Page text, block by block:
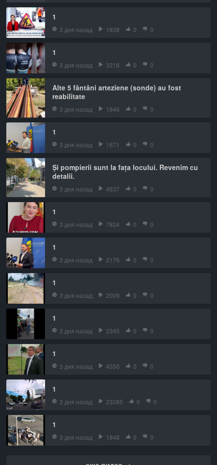
1
3 дня назад 1838 0 0
1
3 дня назад 3218 0 0
Alte 5 fântâni arteziene (sonde) au fost
reabilitate
3 дня назад 1846 0 0
1
3 дня назад 1671 0 0
Și pompierii sunt la fața locului. Revenim cu
detalii.
3 дня назад 4837 0 0
1
3 дня назад 7824 0 0
1
3 дня назад 2176 0 0
1
3 дня назад 2009 0 0
1
3 дня назад 2345 0 0
1
3 дня назад 4350 0 0
1
3 дня назад 23285 0 0
1
3 дня назад 1848 0 0